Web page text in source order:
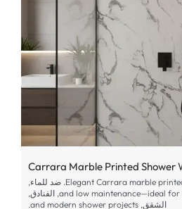
Carrara Marble Printed Shower
Elegant Carrara marble . ضد للماء,
and low maintenance—ideal for , الفنادق,
الشقق, and modern shower projects